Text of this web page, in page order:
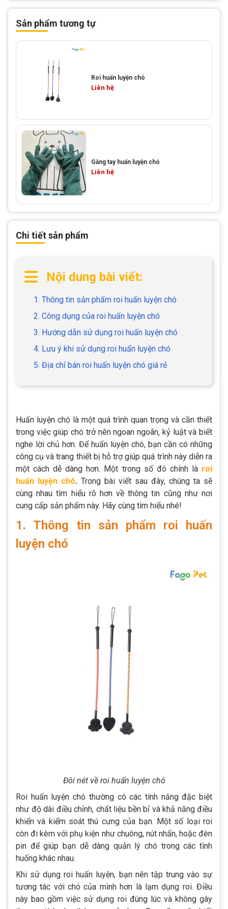
Chi tiết sản phẩm
Nội dung bài viết:
1. Thông tin sản phẩm roi huấn luyện chó
2. Công dụng của roi huấn luyện chó
3. Hướng dẫn sử dụng roi huấn luyện chó
4. Lưu ý khi sử dụng roi huấn luyện chó
5. Địa chỉ bán roi huấn luyện chó giá rẻ
Huấn luyện chó là một quá trình quan trọng và cần thiết
trong việc giúp chó trở nên ngoan ngoãn, kỷ luật và biết
nghe lời chủ hơn. Để huấn luyện chó, bạn cần có những
công cụ và trang thiết bị hỗ trợ giúp quá trình này diễn ra
một cách dễ dàng hơn. Một trong số đó chính là roi
huấn luyện chó. Trong bài viết sau đây, chúng ta sẽ
cùng nhau tìm hiểu rõ hơn về thông tin cũng như nơi
cung cấp sản phẩm này. Hãy cùng tìm hiểu nhé!
1. Thông tin sản phẩm roi huấn
luyện chó
Đôi nét về roi huấn luyện chó
Roi huấn luyện chó thường có các tính năng đặc biệt
như độ dài điều chỉnh, chất liệu bền bỉ và khả năng điều
khiển và kiểm soát thú cưng của bạn. Một số loại roi
còn đi kèm với phụ kiện như chuông, nút nhấn, hoặc đèn
pin để giúp bạn dễ dàng quản lý chó trong các tình
huống khác nhau.
Khi sử dụng roi huấn luyện, bạn nên tập trung vào sự
tương tác với chó của mình hơn là lạm dụng roi. Điều
này bao gồm việc sử dụng roi đúng lúc và không gây
Sản phẩm tương tự
Roi huấn luyện chó
Liên hệ
Găng tay huấn luyện chó
Liên hệ